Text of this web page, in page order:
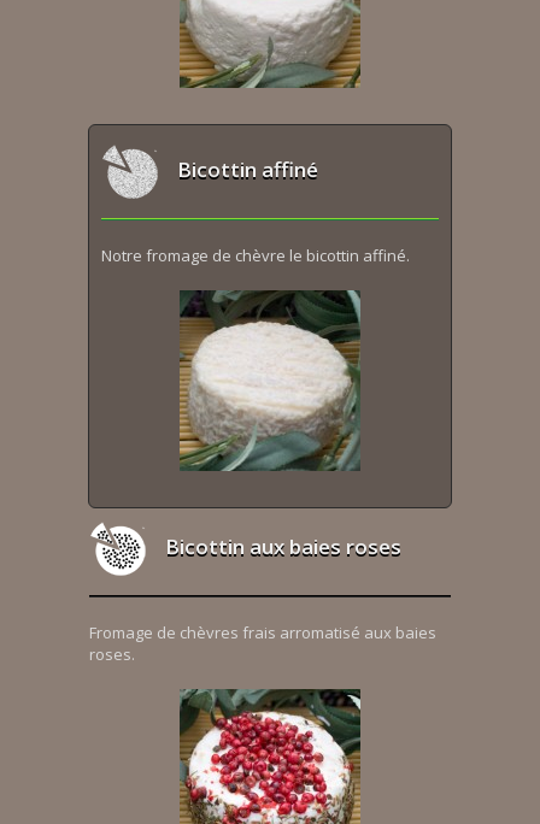
Bicottin affiné
Notre fromage de chèvre le bicottin affiné.
Bicottin aux baies roses
Fromage de chèvres frais arromatisé aux baies
roses.